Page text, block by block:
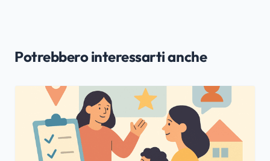
Potrebbero interessarti anche